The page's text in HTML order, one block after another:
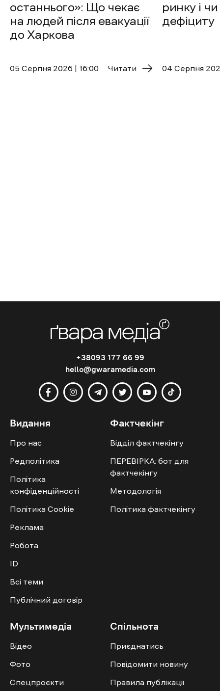
останнього»: Що чекає
на людей після евакуації
до Харкова
05 Cерпня 2026 | 16:00 Читати
ринку і
дефіциту
04 Cерпня
+38093 177 66 99
hello@gwaramedia.com
Видання
Про нас
Редполітика
Політика
конфіденційності
Політика Cookie
Реклама
Робота
ID
Всі теми
Публічний договір
Фактчекінг
Відділ фактчекінгу
ПЕРЕВІРКА: бот для
фактчекінгу
Методологія
Політика фактчекінгу
Мультимедіа
Відео
Фото
Спецпроєкти
Спільнота
Приєднатись
Повідомити новину
Правила публікації